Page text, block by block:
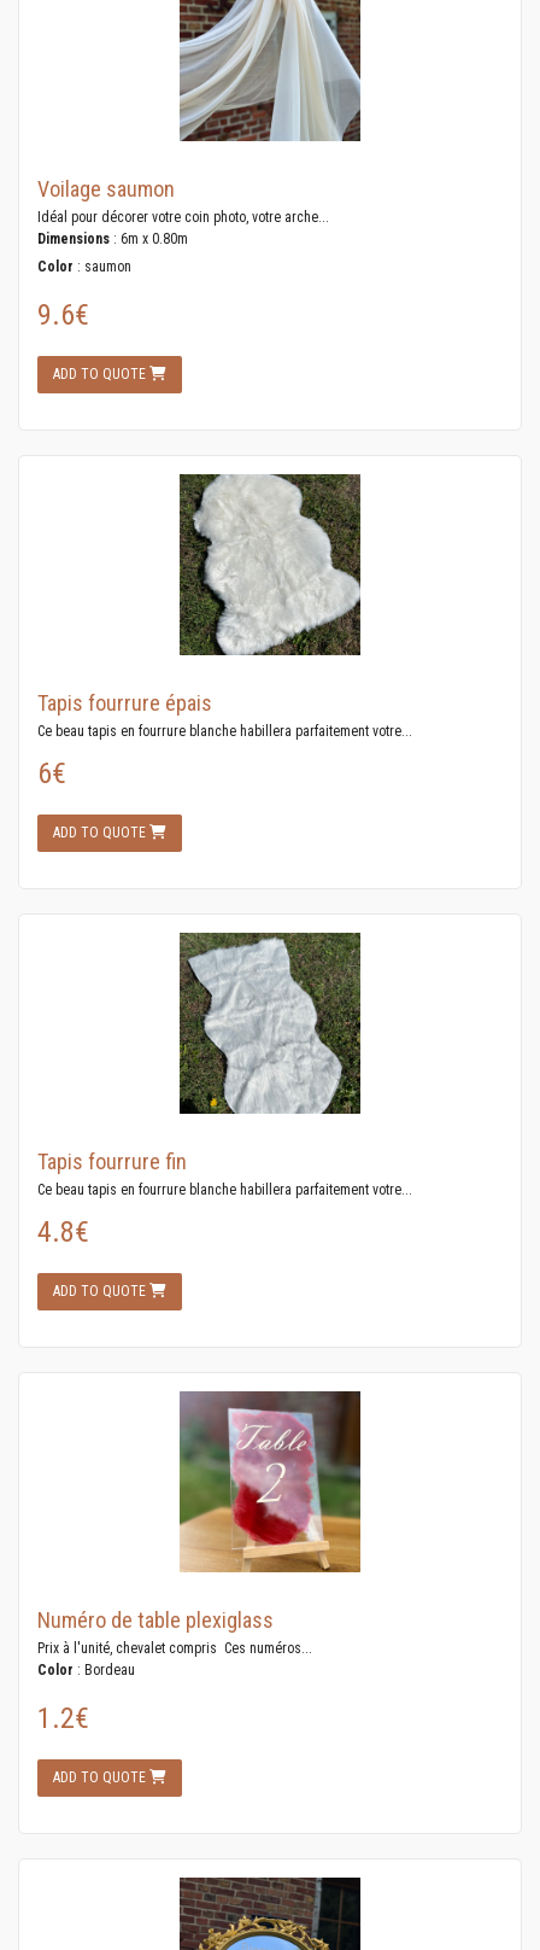
Voilage saumon
Idéal pour décorer votre coin photo, votre arche...
Dimensions : 6m x 0.80m
Color : saumon
9.6€
ADD TO QUOTE
Tapis fourrure épais
Ce beau tapis en fourrure blanche habillera parfaitement votre...
6€
ADD TO QUOTE
Tapis fourrure fin
Ce beau tapis en fourrure blanche habillera parfaitement votre...
4.8€
ADD TO QUOTE
Numéro de table plexiglass
Prix à l'unité, chevalet compris Ces numéros...
Color : Bordeau
1.2€
ADD TO QUOTE